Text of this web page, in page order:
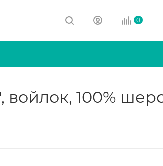
0
100%